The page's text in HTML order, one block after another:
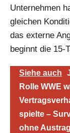
Unternehmen
gleichen
das externe
beginnt die 15-
Siehe auch
Rolle WWE
spielte –
ohne